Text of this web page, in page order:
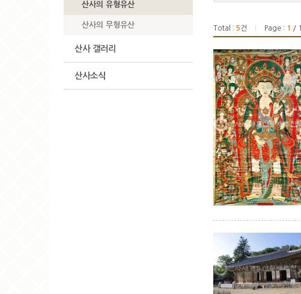
산사의 유형유산
산사의 무형유산
산사 갤러리
산사소식
Total : 5건 Page : 1 / 1